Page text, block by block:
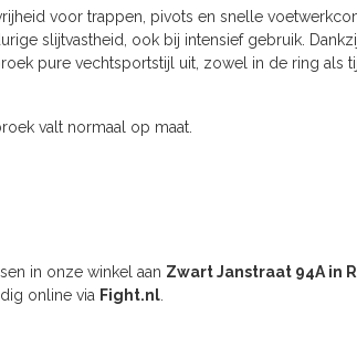
voor trappen, pivots en snelle
slijtvastheid, ook bij intensief gebruik.
pure vechtsportstijl uit, zowel in de ring als
valt normaal op maat.
in onze winkel aan Zwart Janstraat 94A in
online via Fight.nl